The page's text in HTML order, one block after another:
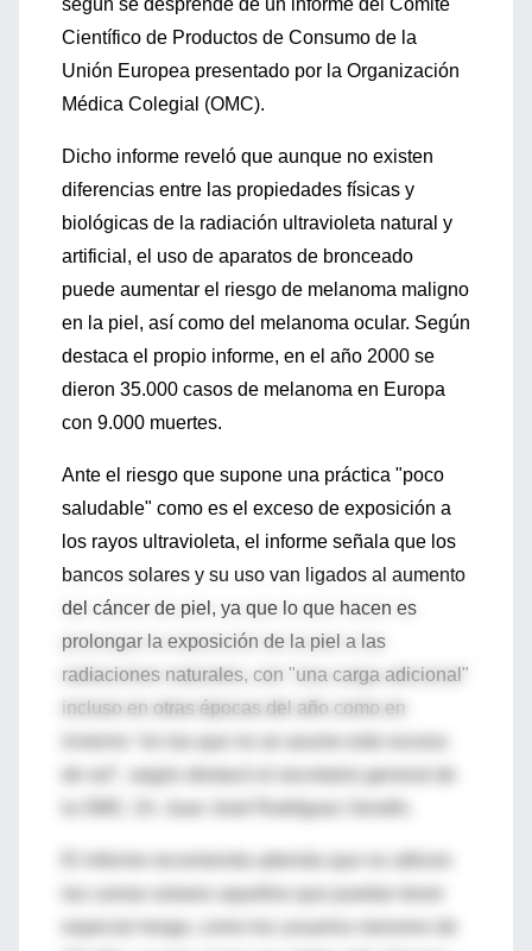
según se desprende de un informe del Comité
Científico de Productos de Consumo de la
Unión Europea presentado por la Organización
Médica Colegial (OMC).
Dicho informe reveló que aunque no existen
diferencias entre las propiedades físicas y
biológicas de la radiación ultravioleta natural y
artificial, el uso de aparatos de bronceado
puede aumentar el riesgo de melanoma maligno
en la piel, así como del melanoma ocular. Según
destaca el propio informe, en el año 2000 se
dieron 35.000 casos de melanoma en Europa
con 9.000 muertes.
Ante el riesgo que supone una práctica "poco
saludable" como es el exceso de exposición a
los rayos ultravioleta, el informe señala que los
bancos solares y su uso van ligados al aumento
del cáncer de piel, ya que lo que hacen es
prolongar la exposición de la piel a las
radiaciones naturales, con "una carga adicional"
incluso en otras épocas del año como en
de sol", según destacó el secretario general de
la OMC, Dr. Juan José Rodríguez Sendín.
las camas solares aquellos que puedan tener
especial riesgo, como los usuarios menores de